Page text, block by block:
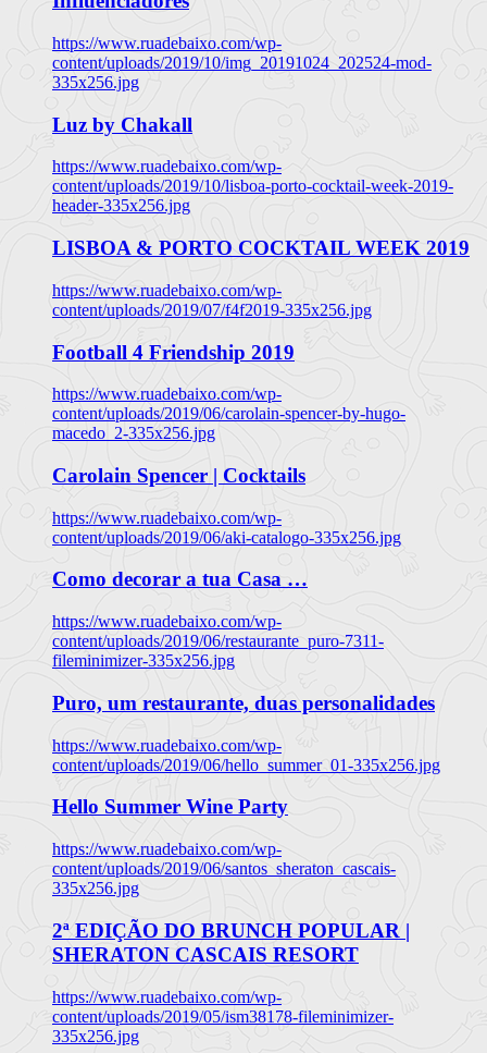
https://www.ruadebaixo.com/wp-
content/uploads/2019/10/img_20191024_202524-mod-
335x256.jpg
Luz by Chakall
https://www.ruadebaixo.com/wp-
content/uploads/2019/10/lisboa-porto-cocktail-week-2019-
header-335x256.jpg
LISBOA & PORTO COCKTAIL WEEK 2019
https://www.ruadebaixo.com/wp-
content/uploads/2019/07/f4f2019-335x256.jpg
Football 4 Friendship 2019
https://www.ruadebaixo.com/wp-
content/uploads/2019/06/carolain-spencer-by-hugo-
macedo_2-335x256.jpg
Carolain Spencer | Cocktails
https://www.ruadebaixo.com/wp-
content/uploads/2019/06/aki-catalogo-335x256.jpg
Como decorar a tua Casa …
https://www.ruadebaixo.com/wp-
content/uploads/2019/06/restaurante_puro-7311-
fileminimizer-335x256.jpg
Puro, um restaurante, duas personalidades
https://www.ruadebaixo.com/wp-
content/uploads/2019/06/hello_summer_01-335x256.jpg
Hello Summer Wine Party
https://www.ruadebaixo.com/wp-
content/uploads/2019/06/santos_sheraton_cascais-
335x256.jpg
2ª EDIÇÃO DO BRUNCH POPULAR |
SHERATON CASCAIS RESORT
https://www.ruadebaixo.com/wp-
content/uploads/2019/05/ism38178-fileminimizer-
335x256.jpg